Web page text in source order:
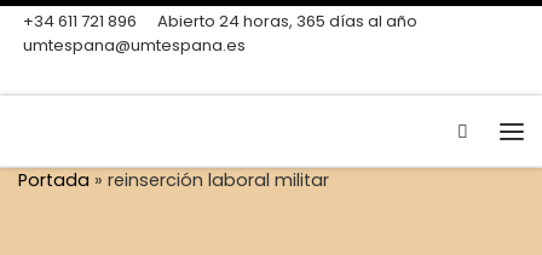
Skip to content
+34 611 721 896
Abierto 24 horas, 365 días al año
umtespana@umtespana.es
Search
Portada » reinserción laboral militar